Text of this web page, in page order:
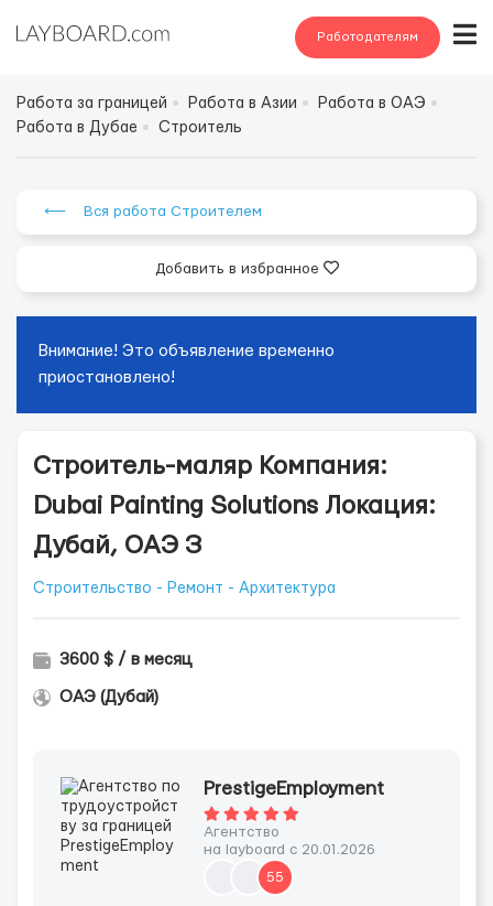
Работодателям
Работа за границей Работа в Азии
Работа в ОАЭ
Работа в Дубае
Строитель
⟵ Вся работа Строителем
Добавить в избранное
Внимание! Это объявление временно
приостановлено!
Строитель-маляр Компания:
Dubai Painting Solutions Локация:
Дубай, ОАЭ З
Строительство - Ремонт - Архитектура
3600 $ / в месяц
ОАЭ (Дубай)
PrestigeEmployment
Агентство
на layboard с 20.01.2026
55